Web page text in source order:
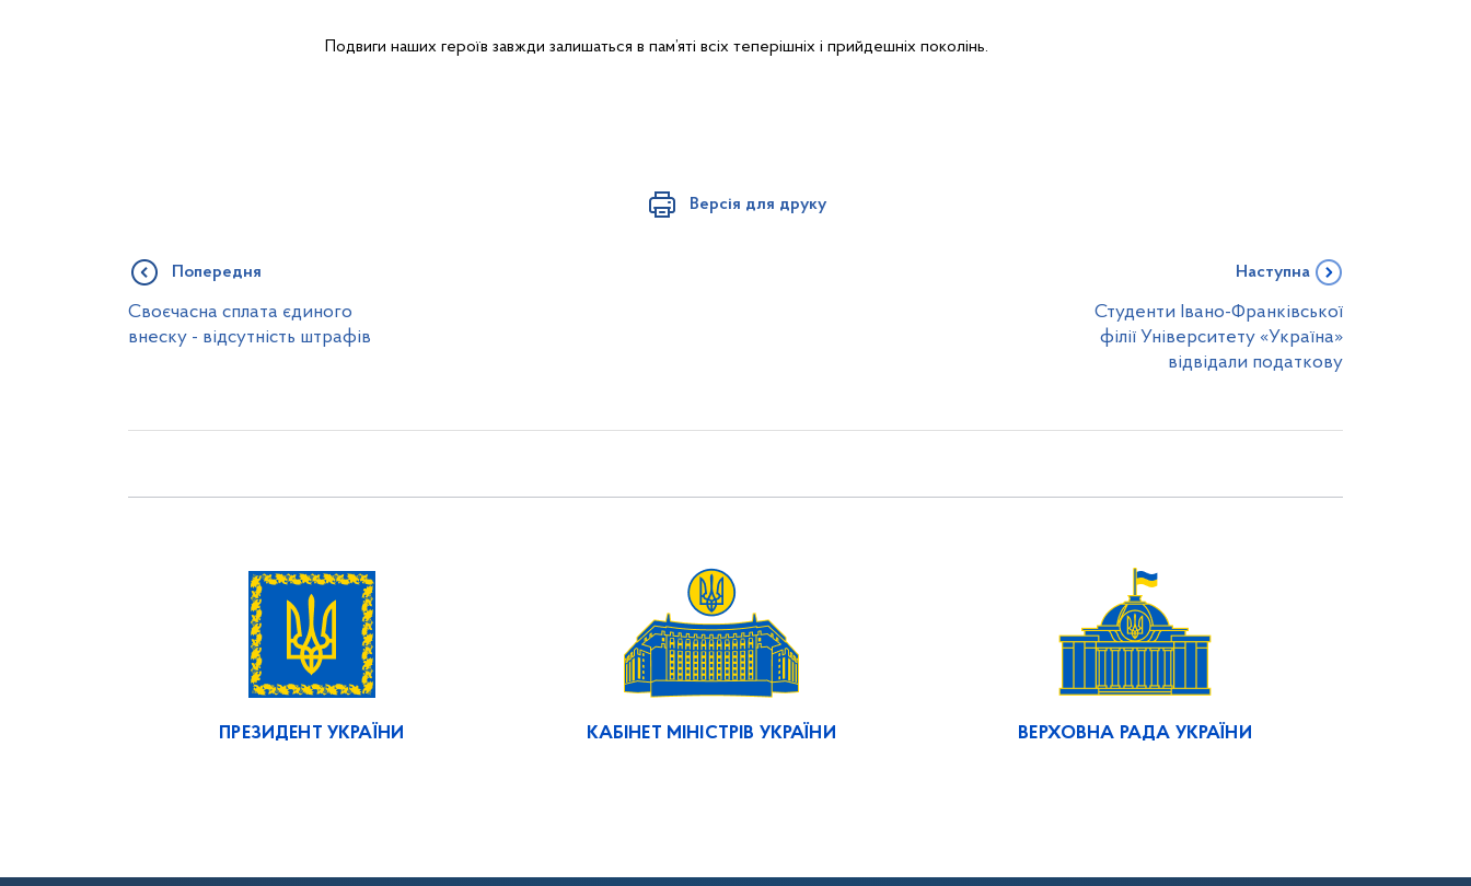
Подвиги наших героїв завжди залишаться в пам’яті всіх теперішніх і прийдешніх поколінь.
Версія для друку
Попередня
Своєчасна сплата єдиного
внеску - відсутність штрафів
Наступна
Студенти Івано-Франківської
філії Університету «Україна»
відвідали податкову
ПРЕЗИДЕНТ УКРАЇНИ КАБІНЕТ МІНІСТРІВ УКРАЇНИ ВЕРХОВНА РАДА УКРАЇНИ